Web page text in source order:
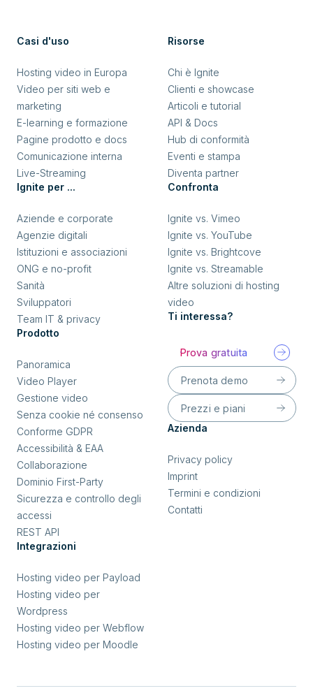
Casi d'uso
Hosting video in Europa
Video per siti web e
marketing
E-learning e formazione
Pagine prodotto e docs
Comunicazione interna
Live-Streaming
Ignite per ...
Aziende e corporate
Agenzie digitali
Istituzioni e associazioni
ONG e no-profit
Sanità
Sviluppatori
Team IT & privacy
Prodotto
Panoramica
Video Player
Gestione video
Senza cookie né consenso
Conforme GDPR
Accessibilità & EAA
Collaborazione
Dominio First-Party
Sicurezza e controllo degli
accessi
REST API
Integrazioni
Hosting video per Payload
Hosting video per
Wordpress
Hosting video per Webflow
Hosting video per Moodle
Risorse
Chi è Ignite
Clienti e showcase
Articoli e tutorial
API & Docs
Hub di conformità
Eventi e stampa
Diventa partner
Confronta
Ignite vs. Vimeo
Ignite vs. YouTube
Ignite vs. Brightcove
Ignite vs. Streamable
Altre soluzioni di hosting
video
Ti interessa?
Prova gratuita
Prenota demo
Prezzi e piani
Azienda
Privacy policy
Imprint
Termini e condizioni
Contatti